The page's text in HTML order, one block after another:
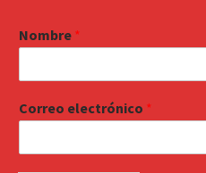
Nombre *
Correo electrónico *